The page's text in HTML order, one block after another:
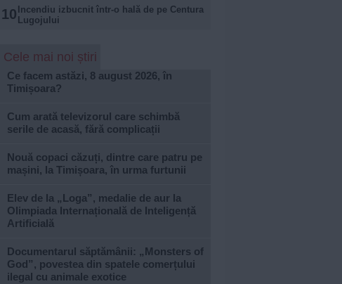
10 Incendiu izbucnit într-o hală de pe Centura
Lugojului
Cele mai noi știri
Ce facem astăzi, 8 august 2026, în
Timișoara?
Cum arată televizorul care schimbă
serile de acasă, fără complicații
Nouă copaci căzuți, dintre care patru pe
mașini, la Timișoara, în urma furtunii
Elev de la „Loga”, medalie de aur la
Olimpiada Internațională de Inteligență
Artificială
Documentarul săptămânii: „Monsters of
God”, povestea din spatele comerțului
ilegal cu animale exotice